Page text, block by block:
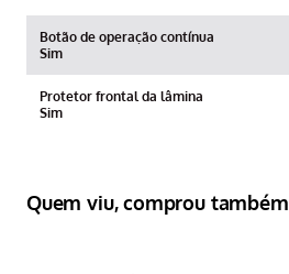
Botão de operação contínua
Sim
Protetor frontal da lâmina
Sim
Quem viu, comprou também